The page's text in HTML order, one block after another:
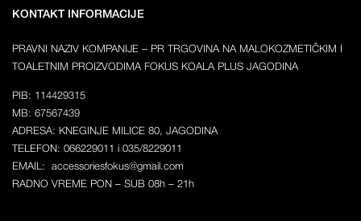
KONTAKT INFORMACIJE
PRAVNI NAZIV KOMPANIJE – PR TRGOVINA NA MALOKOZMETIČKIM I
TOALETNIM PROIZVODIMA FOKUS KOALA PLUS JAGODINA
PIB: 114429315
MB: 67567439
ADRESA: KNEGINJE MILICE 80, JAGODINA
TELEFON: 066229011 i 035/8229011
EMAIL: accessoriesfokus@gmail.com
RADNO VREME PON – SUB 08h – 21h